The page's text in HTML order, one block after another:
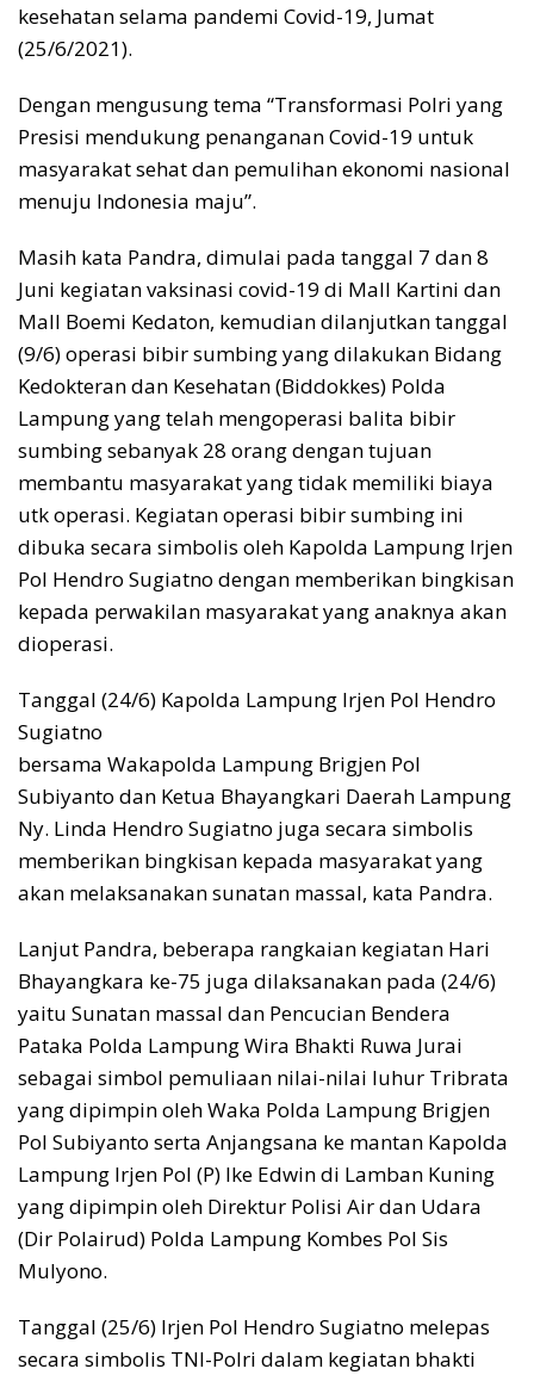
kesehatan selama pandemi Covid-19, Jumat
(25/6/2021).
Dengan mengusung tema “Transformasi Polri yang
Presisi mendukung penanganan Covid-19 untuk
masyarakat sehat dan pemulihan ekonomi nasional
menuju Indonesia maju”.
Masih kata Pandra, dimulai pada tanggal 7 dan 8
Juni kegiatan vaksinasi covid-19 di Mall Kartini dan
Mall Boemi Kedaton, kemudian dilanjutkan tanggal
(9/6) operasi bibir sumbing yang dilakukan Bidang
Kedokteran dan Kesehatan (Biddokkes) Polda
Lampung yang telah mengoperasi balita bibir
sumbing sebanyak 28 orang dengan tujuan
membantu masyarakat yang tidak memiliki biaya
utk operasi. Kegiatan operasi bibir sumbing ini
dibuka secara simbolis oleh Kapolda Lampung Irjen
Pol Hendro Sugiatno dengan memberikan bingkisan
kepada perwakilan masyarakat yang anaknya akan
dioperasi.
Tanggal (24/6) Kapolda Lampung Irjen Pol Hendro
Sugiatno
bersama Wakapolda Lampung Brigjen Pol
Subiyanto dan Ketua Bhayangkari Daerah Lampung
Ny. Linda Hendro Sugiatno juga secara simbolis
memberikan bingkisan kepada masyarakat yang
akan melaksanakan sunatan massal, kata Pandra.
Lanjut Pandra, beberapa rangkaian kegiatan Hari
Bhayangkara ke-75 juga dilaksanakan pada (24/6)
yaitu Sunatan massal dan Pencucian Bendera
Pataka Polda Lampung Wira Bhakti Ruwa Jurai
sebagai simbol pemuliaan nilai-nilai luhur Tribrata
yang dipimpin oleh Waka Polda Lampung Brigjen
Pol Subiyanto serta Anjangsana ke mantan Kapolda
Lampung Irjen Pol (P) Ike Edwin di Lamban Kuning
yang dipimpin oleh Direktur Polisi Air dan Udara
(Dir Polairud) Polda Lampung Kombes Pol Sis
Mulyono.
Tanggal (25/6) Irjen Pol Hendro Sugiatno melepas
secara simbolis TNI-Polri dalam kegiatan bhakti